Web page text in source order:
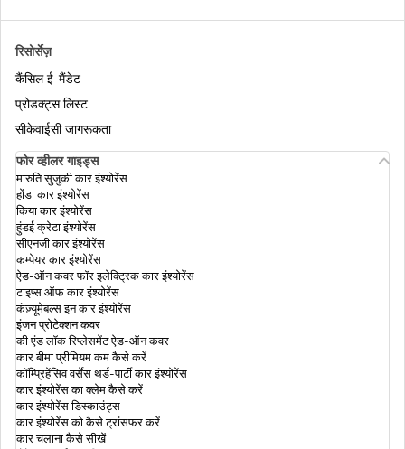
पैन कार्ड की सामान्य गलतियाँ और उनसे कैसे बचें/ठीक
पैन कार्ड आवेदन के लिए आवश्यक दस्तावेज़ों की सूची
पैन कार्ड पात्रता: आयु, पात्रता और ज़रूरी दस्तावेज
पैन कार्ड अस्वीकृति
पैन कार्ड डिलीवरी स्थिति की जांच और ट्रैक कैसे करें?
रिसोर्सेज़
कैंसिल ई-मैंडेट
प्रोडक्ट्स लिस्ट
सीकेवाईसी जागरूकता
फोर व्हीलर गाइड्स
मारुति सुजुकी कार इंश्योरेंस
होंडा कार इंश्योरेंस
किया कार इंश्योरेंस
हुंडई क्रेटा इंश्योरेंस
सीएनजी कार इंश्योरेंस
कम्पेयर कार इंश्योरेंस
ऐड-ऑन कवर फॉर इलेक्ट्रिक कार इंश्योरेंस
टाइप्स ऑफ कार इंश्योरेंस
कंज़्यूमेबल्स इन कार इंश्योरेंस
इंजन प्रोटेक्शन कवर
की एंड लॉक रिप्लेसमेंट ऐड-ऑन कवर
कार बीमा प्रीमियम कम कैसे करें
कॉम्प्रिहेंसिव वर्सेस थर्ड-पार्टी कार इंश्योरेंस
कार इंश्योरेंस का क्लेम कैसे करें
कार इंश्योरेंस डिस्काउंट्स
कार इंश्योरेंस को कैसे ट्रांसफर करें
कार चलाना कैसे सीखें